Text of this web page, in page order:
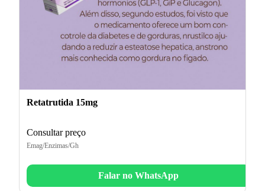
Retatrutida 15mg
Consultar preço
Emag/Enzimas/Gh
Falar no WhatsApp